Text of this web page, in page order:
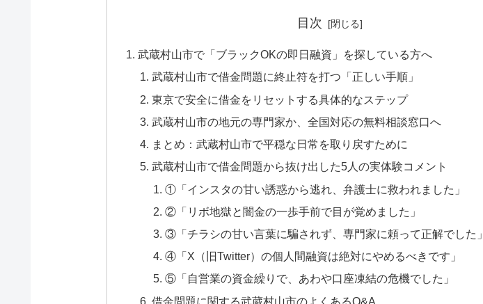
目次
武蔵村山市で「ブラックOKの即日融資」を探している方へ
武蔵村山市で借金問題に終止符を打つ「正しい手順」
東京で安全に借金をリセットする具体的なステップ
武蔵村山市の地元の専門家か、全国対応の無料相談窓口へ
まとめ：武蔵村山市で平穏な日常を取り戻すために
武蔵村山市で借金問題から抜け出した5人の実体験コメント
①「インスタの甘い誘惑から逃れ、弁護士に救われました」
②「リボ地獄と闇金の一歩手前で目が覚めました」
③「チラシの甘い言葉に騙されず、専門家に頼って正解でした」
④「X（旧Twitter）の個人間融資は絶対にやめるべきです」
⑤「自営業の資金繰りで、あわや口座凍結の危機でした」
借金問題に関する武蔵村山市のよくあるQ&A